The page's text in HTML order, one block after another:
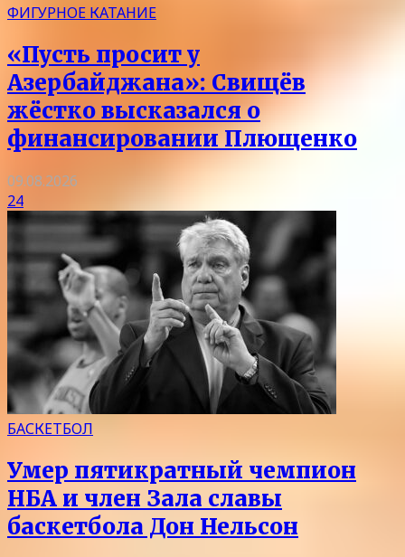
ФИГУРНОЕ КАТАНИЕ
«Пусть просит у
Азербайджана»: Свищёв
жёстко высказался о
финансировании Плющенко
09.08.2026
24
БАСКЕТБОЛ
Умер пятикратный чемпион
НБА и член Зала славы
баскетбола Дон Нельсон